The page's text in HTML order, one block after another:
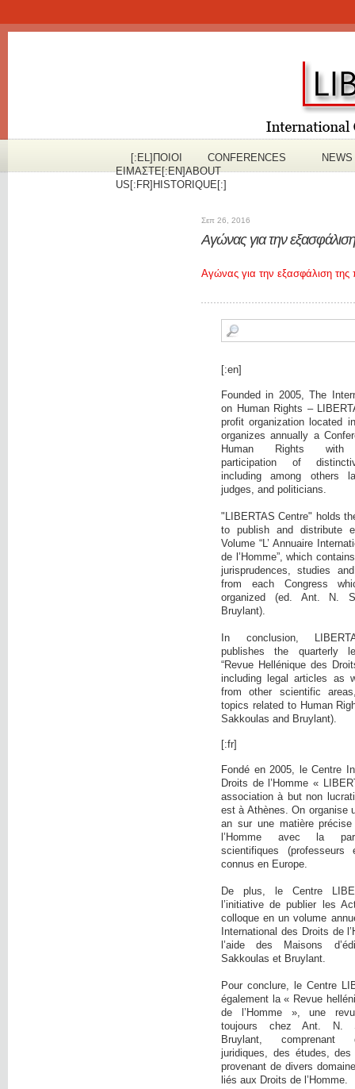
[:EL]ΠOΙΟΙ
ΕΙΜΑΣΤΕ[:EN]ABOUT
US[:FR]HISTORIQUE[:]
CONFERENCES NEWS
Σεπ 26, 2016
Αγώνας για την
Αγώνας για την εξασφάλιση
[:en]
Founded in 2005, The
on Human Rights –
profit organization located
organizes annually a
Human Rights with
participation of
including among others
judges, and politicians.
"LIBERTAS Centre" holds
to publish and distribute
Volume “L’ Annuaire
de l’Homme”, which
jurisprudences, studies
from each Congress
organized (ed. Ant. N.
Bruylant).
In conclusion,
publishes the quarterly
“Revue Hellénique des
including legal articles as
from other scientific
topics related to Human
Sakkoulas and Bruylant).
[:fr]
Fondé en 2005, le Centre
Droits de l’Homme «
association à but non
est à Athènes. On organise
an sur une matière
l’Homme avec la
scientifiques
connus en Europe.
De plus, le Centre
l’initiative de publier les
colloque en un volume
International des Droits de
l’aide des Maisons
Sakkoulas et Bruylant.
Pour conclure, le Centre
également la « Revue
de l’Homme », une
toujours chez Ant. N.
Bruylant, comprenant
juridiques, des études, des
provenant de divers
liés aux Droits de l’Homme.